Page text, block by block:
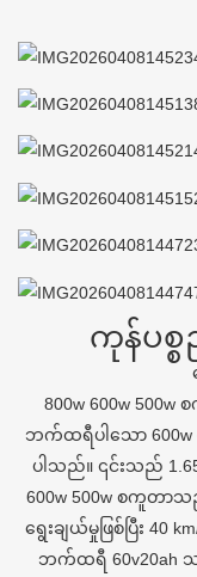
ကုန်ပစ္စ
800w 600w
ဘက်ထရီပါသော
ပါသည်။ ၎င်းသည်
600w 500w စကူတ
ရွေးချယ်မှုဖြစ်ပြီး
ဘက်ထရီ 60v20ah